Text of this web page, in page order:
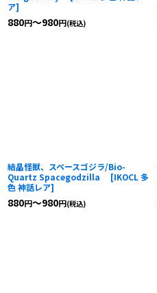
ア]
880円～980円(税込)
結晶怪獣、スペースゴジラ/Bio-
Quartz Spacegodzilla
[IKOCL 多
色 神話レア]
880円～980円(税込)